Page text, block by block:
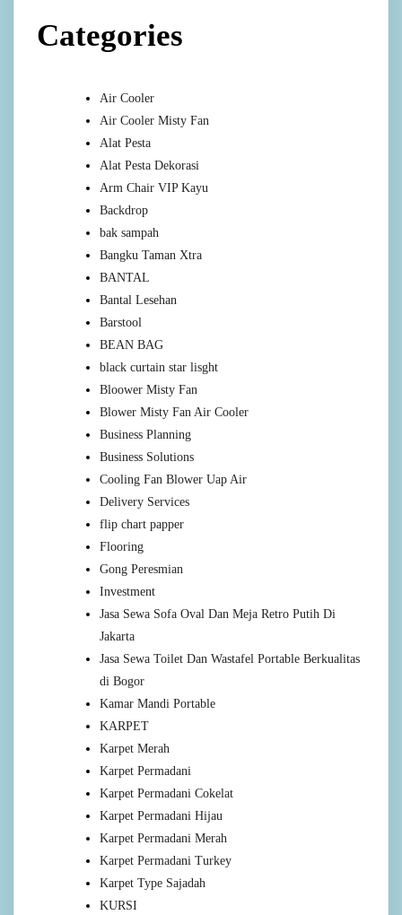
Categories
Air Cooler
Air Cooler Misty Fan
Alat Pesta
Alat Pesta Dekorasi
Arm Chair VIP Kayu
Backdrop
bak sampah
Bangku Taman Xtra
BANTAL
Bantal Lesehan
Barstool
BEAN BAG
black curtain star lisght
Bloower Misty Fan
Blower Misty Fan Air Cooler
Business Planning
Business Solutions
Cooling Fan Blower Uap Air
Delivery Services
flip chart papper
Flooring
Gong Peresmian
Investment
Jasa Sewa Sofa Oval Dan Meja Retro Putih Di
Jakarta
Jasa Sewa Toilet Dan Wastafel Portable Berkualitas
di Bogor
Kamar Mandi Portable
KARPET
Karpet Merah
Karpet Permadani
Karpet Permadani Cokelat
Karpet Permadani Hijau
Karpet Permadani Merah
Karpet Permadani Turkey
Karpet Type Sajadah
KURSI